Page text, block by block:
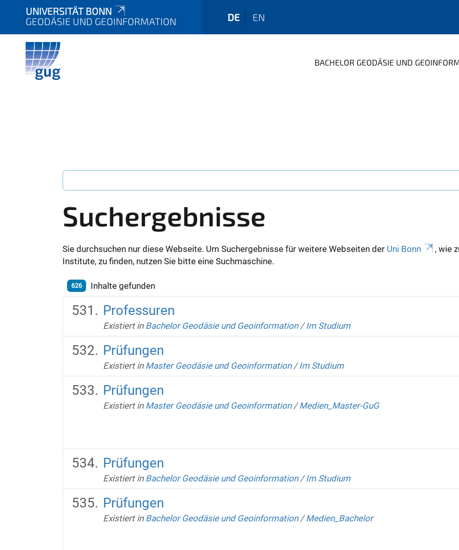
UNIVERSITÄT BONN
GEODÄSIE UND GEOINFORMATION
DE EN
BACHELOR GEODÄSIE UND
Suchergebnisse
Sie durchsuchen nur diese Webseite. Um Suchergebnisse für weitere Webseiten der Uni Bonn
, wie
Institute, zu finden, nutzen Sie bitte eine Suchmaschine.
626 Inhalte gefunden
Professuren
Existiert in Bachelor Geodäsie und Geoinformation /Im Studium
Prüfungen
Existiert in Master Geodäsie und Geoinformation /Im Studium
Prüfungen
Existiert in Master Geodäsie und Geoinformation /Medien_Master-GuG
Prüfungen
Existiert in Bachelor Geodäsie und Geoinformation /Im Studium
Prüfungen
Existiert in Bachelor Geodäsie und Geoinformation /Medien_Bachelor